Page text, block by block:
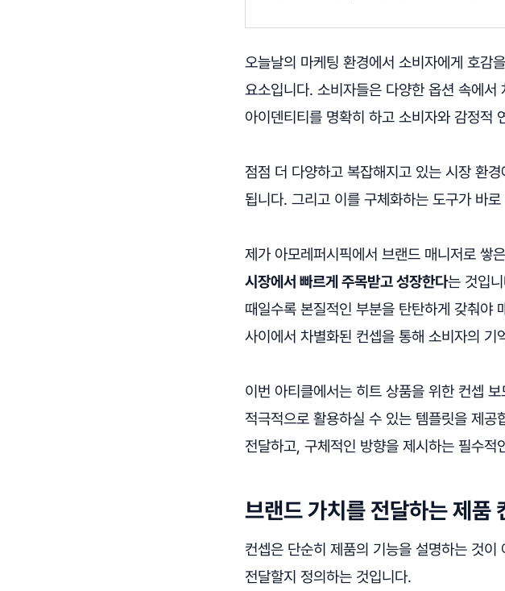
오늘날의 마케팅 환경에서 소비자에게 호감
요소입니다. 소비자들은 다양한 옵션 속에
아이덴티티를 명확히 하고 소비자와 감정적
점점 더 다양하고 복잡해지고 있는 시장 환
됩니다. 그리고 이를 구체화하는 도구가 바
제가 아모레퍼시픽에서 브랜드 매니저로 쌓
시장에서 빠르게 주목받고 성장한다는 것입
때일수록 본질적인 부분을 탄탄하게 갖춰야
사이에서 차별화된 컨셉을 통해 소비자의
이번 아티클에서는 히트 상품을 위한 컨셉
적극적으로 활용하실 수 있는 템플릿을 제공
전달하고, 구체적인 방향을 제시하는 필수적
브랜드 가치를 전달하는 제품
컨셉은 단순히 제품의 기능을 설명하는 것
전달할지 정의하는 것입니다.